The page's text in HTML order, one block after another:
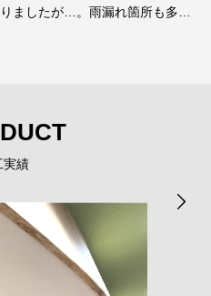
ましたが…。雨漏れ箇所も多
実績